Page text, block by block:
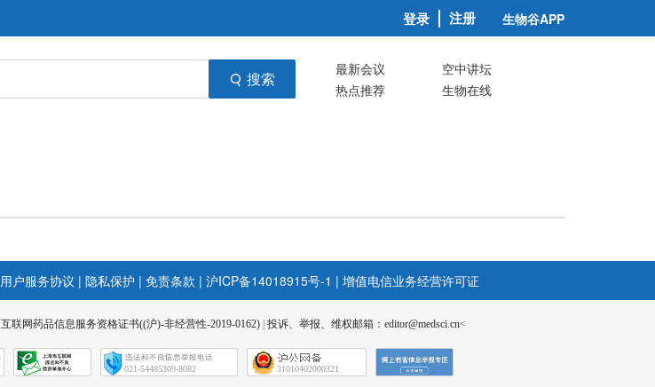
登录 注册 生物谷APP
搜索 最新会议
空中讲坛
热点推荐
生物在线
用户服务协议 | 隐私保护 | 免责条款 | 沪ICP备14018915号-1 | 增值电信业务经营许可证
互联网药品信息服务资格证书((沪)-非经营性-2019-0162) 投诉、举报、维权邮箱：editor@medsci.cn<
021-54485309-8082 31010402000321